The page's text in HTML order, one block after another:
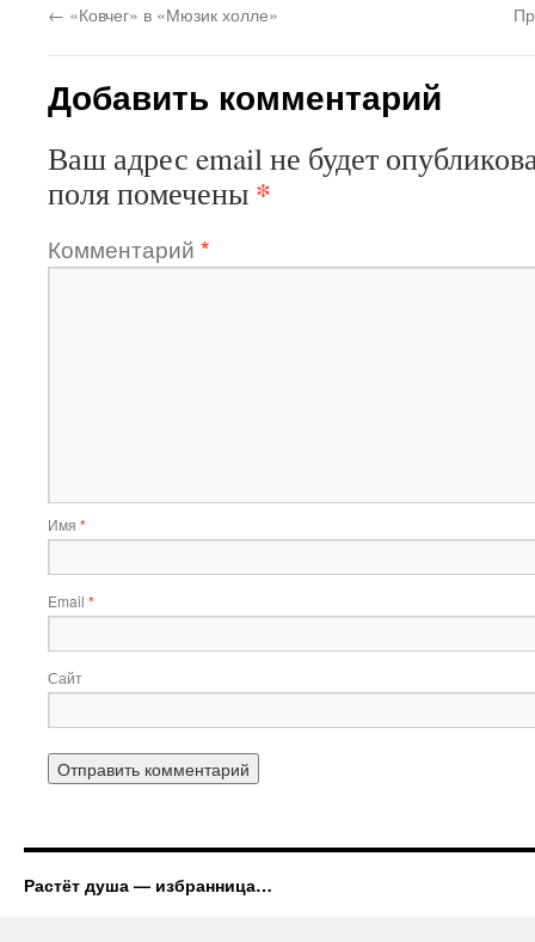
← «Ковчег» в «Мюзик холле»
Добавить комментарий
Ваш адрес email не будет
поля помечены *
Комментарий *
Имя *
Email *
Сайт
Растёт душа — избранница…